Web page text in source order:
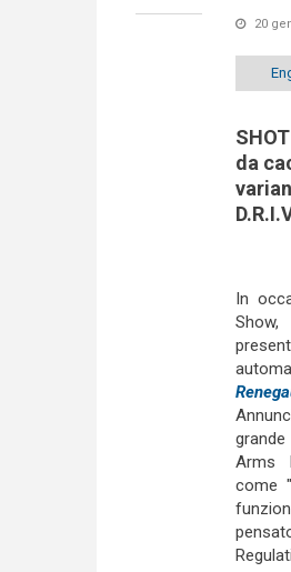
20
da
In
Arms
come